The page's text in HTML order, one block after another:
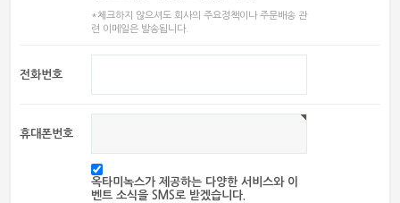
*체크하지 않으셔도 회사의 주요정책이나 주문배송 관
련 이메일은 발송됩니다.
전화번호
휴대폰번호
옥타미녹스가 제공하는 다양한 서비스와 이
벤트 소식을 SMS로 받겠습니다.